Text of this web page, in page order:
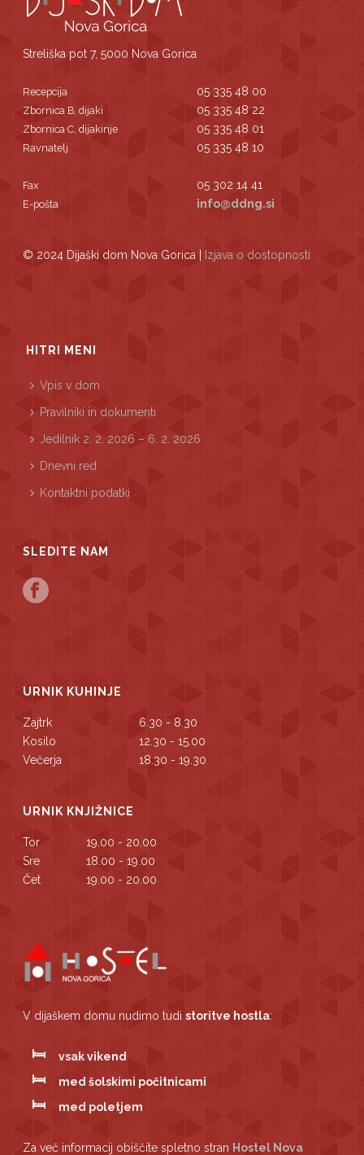
Streliška pot 7, 5000 Nova Gorica
Recepcija 05 335 48 00
Zbornica B, dijaki 05 335 48 22
Zbornica C, dijakinje 05 335 48 01
Ravnatelj 05 335 48 10
Fax 05 302 14 41
E-pošta info@ddng.si
© 2024 Dijaški dom Nova Gorica | Izjava o dostopnosti
HITRI MENI
Vpis v dom
Pravilniki in dokumenti
Jedilnik 2. 2. 2026 – 6. 2. 2026
Dnevni red
Kontaktni podatki
SLEDITE NAM
URNIK KUHINJE
Zajtrk
6.30 - 8.30
Kosilo
12.30 - 15.00
Večerja
18.30 - 19.30
URNIK KNJIŽNICE
Tor
19.00 - 20.00
Sre
18.00 - 19.00
Čet
19.00 - 20.00
V dijaškem domu nudimo tudistoritve hostla:
vsak vikend
med šolskimi počitnicami
med poletjem
Za več informacij obiščite spletno stran Hostel Nova